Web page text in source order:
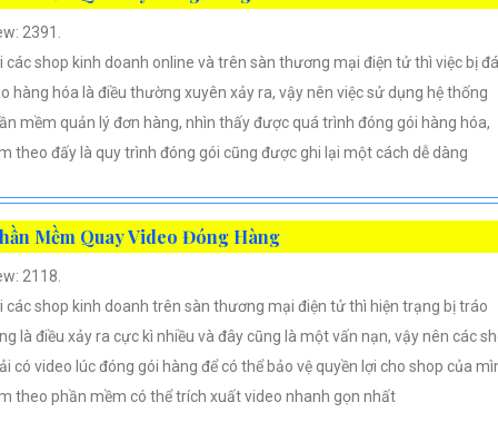
2391.
các shop kinh doanh online và trên sàn thương mại điện tử thì việc bị
hàng hóa là điều thường xuyên xảy ra, vậy nên việc sử dụng hệ thống
mềm quản lý đơn hàng, nhìn thấy được quá trình đóng gói hàng hóa,
theo đấy là quy trình đóng gói cũng được ghi lại một cách dễ dàng
Mềm Quay Video Đóng Hàng
2118.
các shop kinh doanh trên sàn thương mại điện tử thì hiện trạng bị tráo
là điều xảy ra cực kì nhiều và đây cũng là một vấn nạn, vậy nên các
có video lúc đóng gói hàng để có thể bảo vệ quyền lợi cho shop của
theo phần mềm có thể trích xuất video nhanh gọn nhất